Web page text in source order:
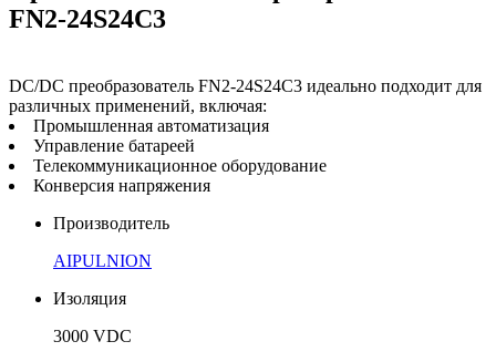
FN2-24S24C3
DC/DC преобразователь FN2-24S24C3 идеально подходит для
различных применений, включая:
Промышленная автоматизация
Управление батареей
Телекоммуникационное оборудование
Конверсия напряжения
Производитель
AIPULNION
Изоляция
3000 VDC